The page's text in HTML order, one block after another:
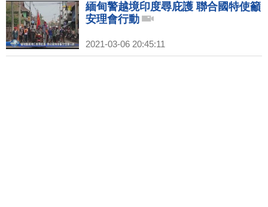
緬甸警越境印度尋庇護 聯合國特使籲
安理會行動
2021-03-06 20:45:11